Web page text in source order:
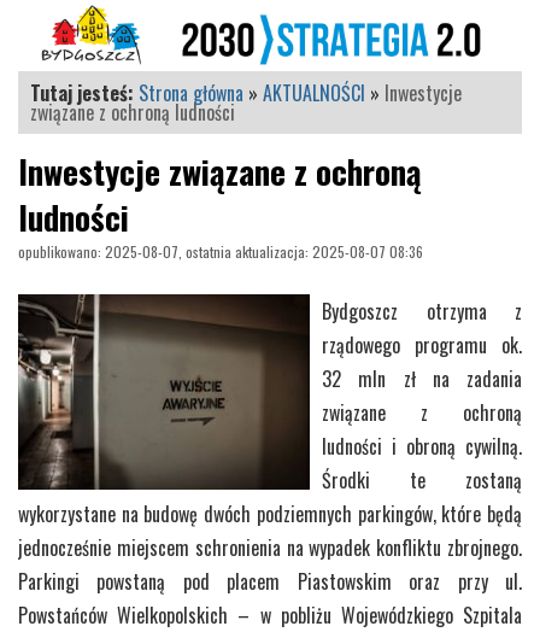
Tutaj jesteś: Strona główna » AKTUALNOŚCI » Inwestycje
związane z ochroną ludności
Inwestycje związane z ochroną
ludności
opublikowano: 2025-08-07, ostatnia aktualizacja: 2025-08-07 08:36
Bydgoszcz otrzyma z
rządowego programu ok.
32 mln zł na zadania
związane z ochroną
ludności i obroną cywilną.
Środki te zostaną
wykorzystane na budowę dwóch podziemnych parkingów, które będą
jednocześnie miejscem schronienia na wypadek konfliktu zbrojnego.
Parkingi powstaną pod placem Piastowskim oraz przy ul.
Powstańców Wielkopolskich – w pobliżu Wojewódzkiego Szpitala